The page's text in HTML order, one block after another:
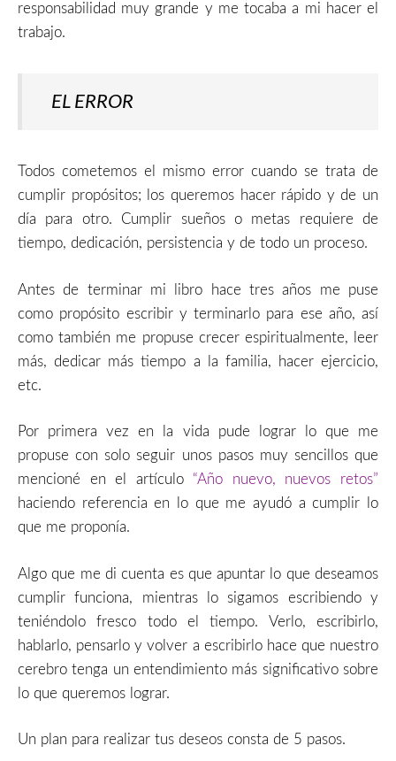
responsabilidad muy grande y me tocaba a mi hacer el
trabajo.
EL ERROR
Todos cometemos el mismo error cuando se trata de
cumplir propósitos; los queremos hacer rápido y de un
día para otro. Cumplir sueños o metas requiere de
tiempo, dedicación, persistencia y de todo un proceso.
Antes de terminar mi libro hace tres años me puse
como propósito escribir y terminarlo para ese año, así
como también me propuse crecer espiritualmente, leer
más, dedicar más tiempo a la familia, hacer ejercicio,
etc.
Por primera vez en la vida pude lograr lo que me
propuse con solo seguir unos pasos muy sencillos que
mencioné en el artículo “Año nuevo, nuevos retos”
haciendo referencia en lo que me ayudó a cumplir lo
que me proponía.
Algo que me di cuenta es que apuntar lo que deseamos
cumplir funciona, mientras lo sigamos escribiendo y
teniéndolo fresco todo el tiempo. Verlo, escribirlo,
hablarlo, pensarlo y volver a escribirlo hace que nuestro
cerebro tenga un entendimiento más significativo sobre
lo que queremos lograr.
Un plan para realizar tus deseos consta de 5 pasos.